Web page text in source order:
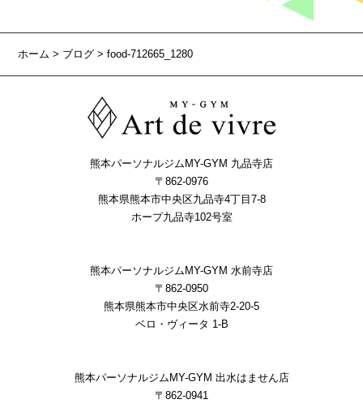
ホーム> ブログ > food-712665_1280
熊本パーソナルジムMY-GYM 九品寺店
〒862-0976
熊本県熊本市中央区九品寺4丁目7-8
ホープ九品寺102号室
熊本パーソナルジムMY-GYM 水前寺店
〒862-0950
熊本県熊本市中央区水前寺2-20-5
ベロ・ヴィータ 1-B
熊本パーソナルジムMY-GYM 出水はません店
〒862-0941